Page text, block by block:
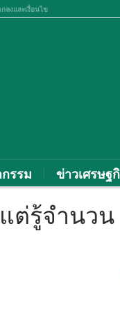
ลงและเงื่อนไข
รรม ข่าวเศรษฐ
ต่รู้จำนวน